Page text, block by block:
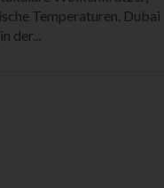
Temperaturen. Dubai
der...